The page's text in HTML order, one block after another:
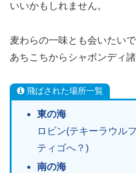
いいかもしれません。
麦わらの一味とも会いたい
あちこちからシャボンディ
飛ばされた場所一覧
東の海
ロビン(テキーラウル
ティゴへ？)
南の海